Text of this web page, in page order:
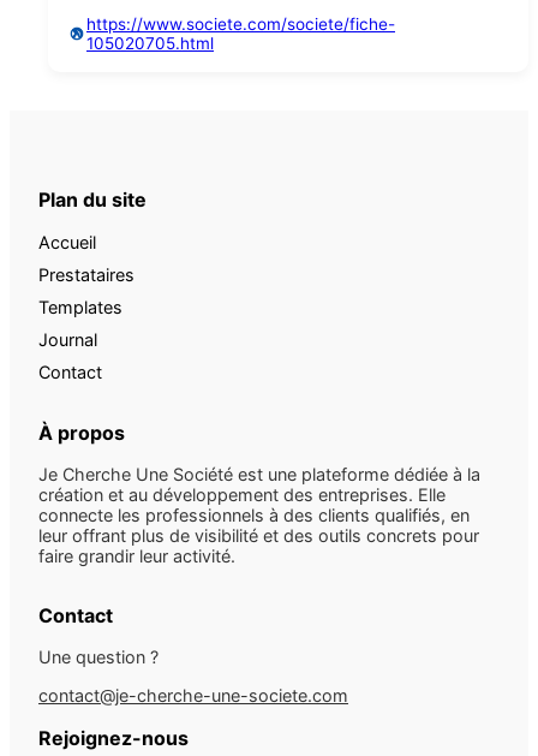
https://www.societe.com/societe/fiche-
105020705.html
Plan du site
Accueil
Prestataires
Templates
Journal
Contact
À propos
Je Cherche Une Société est une plateforme dédiée à la
création et au développement des entreprises. Elle
connecte les professionnels à des clients qualifiés, en
leur offrant plus de visibilité et des outils concrets pour
faire grandir leur activité.
Contact
Une question ?
contact@je-cherche-une-societe.com
Rejoignez-nous